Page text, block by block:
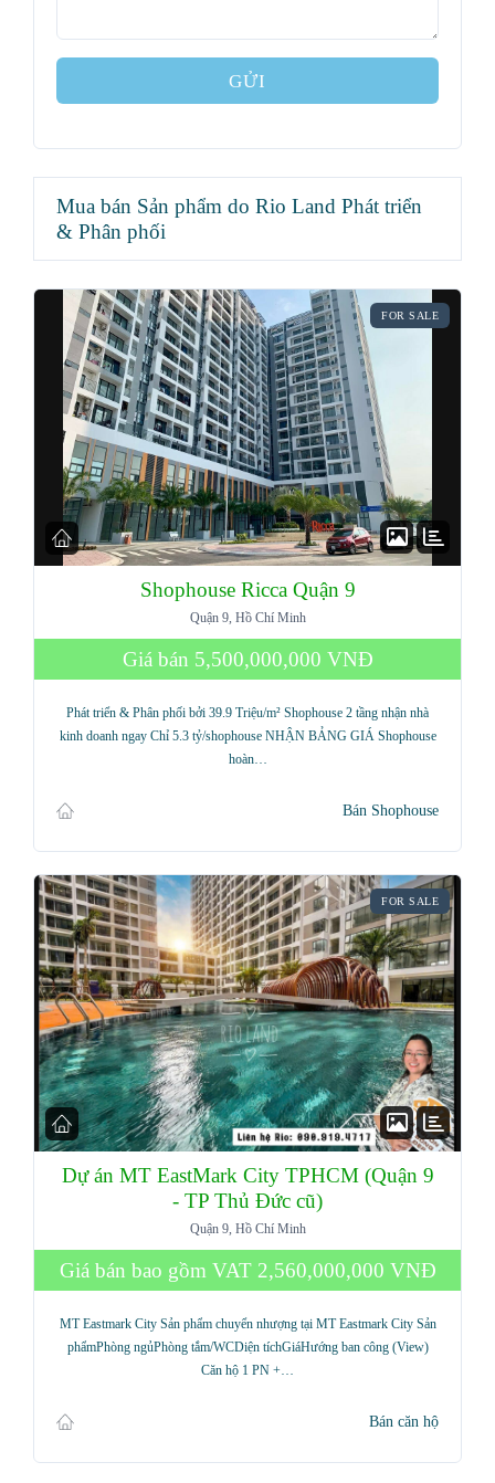
GỬI
Mua bán Sản phẩm do Rio Land Phát triển
& Phân phối
FOR SALE
Shophouse Ricca Quận 9
Quận 9, Hồ Chí Minh
Giá bán 5,500,000,000 VNĐ
Phát triển & Phân phối bởi 39.9 Triệu/m² Shophouse 2 tầng nhận nhà
kinh doanh ngay Chỉ 5.3 tỷ/shophouse NHẬN BẢNG GIÁ Shophouse
hoàn…
Bán Shophouse
FOR SALE
Dự án MT EastMark City TPHCM (Quận 9
- TP Thủ Đức cũ)
Quận 9, Hồ Chí Minh
Giá bán bao gồm VAT 2,560,000,000 VNĐ
MT Eastmark City Sản phẩm chuyển nhượng tại MT Eastmark City Sản
phẩmPhòng ngủPhòng tắm/WCDiện tíchGiáHướng ban công (View)
Căn hộ 1 PN +…
Bán căn hộ